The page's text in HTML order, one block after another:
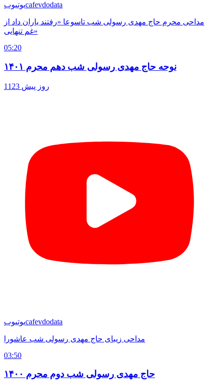
یوتیوبcafevdodata
مداحی محرم حاج مهدی رسولی شب تاسوعا «رفتند یاران داد از
غم تنهایی»
05:20
نوحه حاج مهدی رسولی شب دهم محرم ۱۴۰۱
1123 روز پیش
یوتیوبcafevdodata
مداحی زیبای حاج مهدی رسولی شب عاشورا
03:50
حاج مهدی رسولی شب دوم محرم ۱۴۰۰